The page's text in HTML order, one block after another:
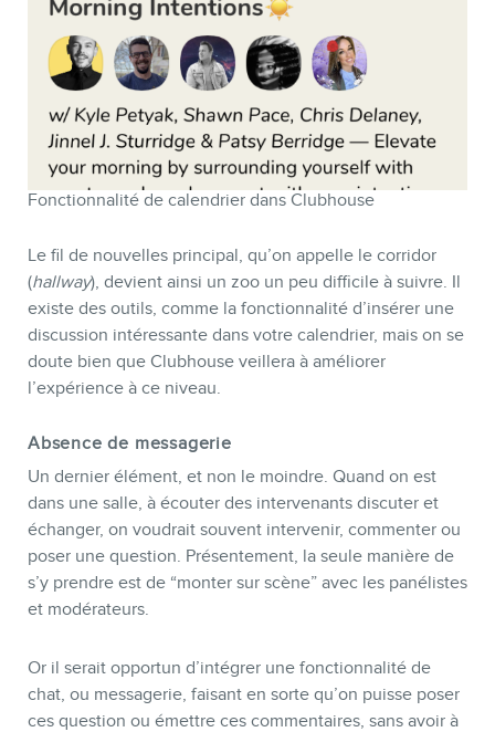
Fonctionnalité de calendrier dans Clubhouse
Le fil de nouvelles principal, qu’on appelle le corridor
(hallway), devient ainsi un zoo un peu difficile à suivre. Il
existe des outils, comme la fonctionnalité d’insérer une
discussion intéressante dans votre calendrier, mais on se
doute bien que Clubhouse veillera à améliorer
l’expérience à ce niveau.
Absence de messagerie
Un dernier élément, et non le moindre. Quand on est
dans une salle, à écouter des intervenants discuter et
échanger, on voudrait souvent intervenir, commenter ou
poser une question. Présentement, la seule manière de
s’y prendre est de “monter sur scène” avec les panélistes
et modérateurs.
Or il serait opportun d’intégrer une fonctionnalité de
chat, ou messagerie, faisant en sorte qu’on puisse poser
ces question ou émettre ces commentaires, sans avoir à